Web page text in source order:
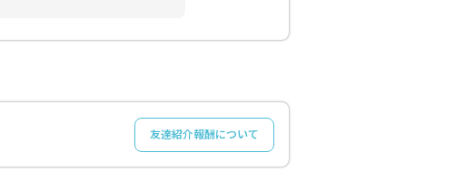
友達紹介報酬について